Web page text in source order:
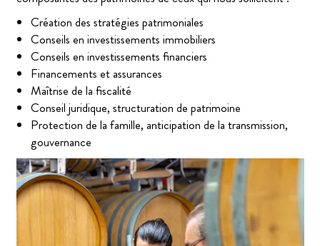
Création des stratégies patrimoniales
Conseils en investissements immobiliers
Conseils en investissements financiers
Financements et assurances
Maîtrise de la fiscalité
Conseil juridique, structuration de patrimoine
Protection de la famille, anticipation de la transmission,
gouvernance